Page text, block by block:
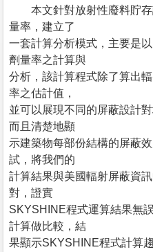
本文針對放射性廢料貯存
量率，建立了
一套計算分析模式，主要是
劑量率之計算與
分析，該計算程式除了算出
率之估計值，
並可以展現不同的屏蔽設計
而且清楚地顯
示建築物每部份結構的屏蔽
試，將我們的
計算結果與美國輻射屏蔽資
對，證實
SKYSHINE程式運算結果無
計算做比較，結
果顯示SKYSHINE程式計算